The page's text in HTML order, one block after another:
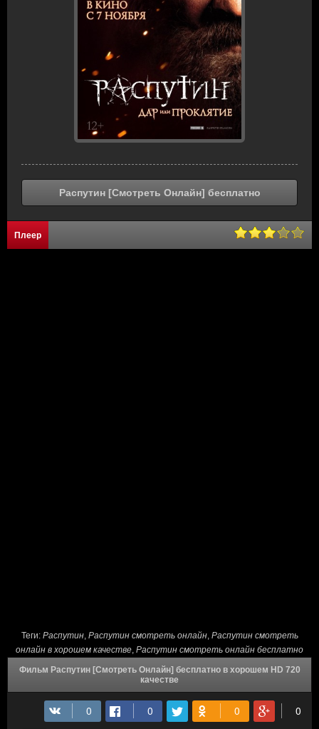
Распутин [Смотреть Онлайн] бесплатно
Плеер
Теги: Распутин, Распутин смотреть онлайн, Распутин смотреть
онлайн в хорошем качестве, Распутин смотреть онлайн бесплатно
Фильм Распутин [Смотреть Онлайн] бесплатно в хорошем HD 720
качестве